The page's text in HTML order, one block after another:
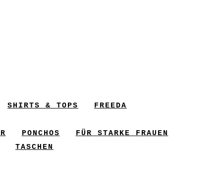
SHIRTS & TOPS FREEDA
PONCHOS
FÜR STARKE FRAUEN
TASCHEN